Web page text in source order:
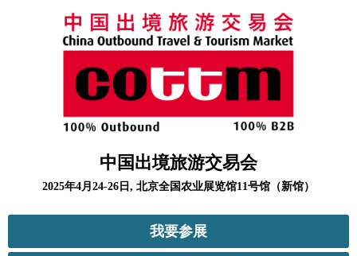
中国出境旅游交易会
2025年4月24-26日, 北京全国农业展览馆11号馆（新馆）
我要参展